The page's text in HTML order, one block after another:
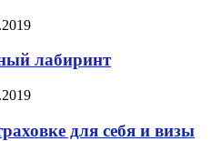
лабиринт
для себя и визы